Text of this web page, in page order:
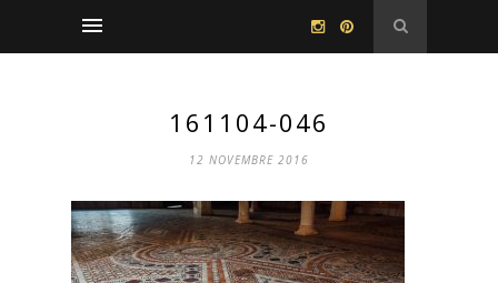
161104-046
12 NOVEMBRE 2016